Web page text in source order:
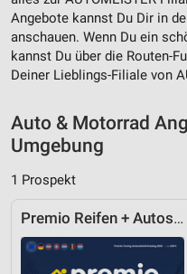
Angebote kannst Du Dir in
anschauen. Wenn Du ein
kannst Du über die Routen-
Deiner Lieblings-Filiale von
Auto & Motorrad
Umgebung
1 Prospekt
Premio Reifen + Autoservice
Verwendung von Profilen
personalisierter Inhalte
Messung der
Analyse von Zielgruppen
Kombinationen von Daten
Verwendung reduzierter
Inhalten